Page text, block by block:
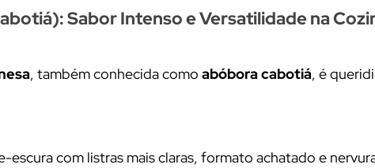
Sabor Intenso e Versatilidade na
, também conhecida como abóbora cabotiá, é
escura com listras mais claras, formato achatado e